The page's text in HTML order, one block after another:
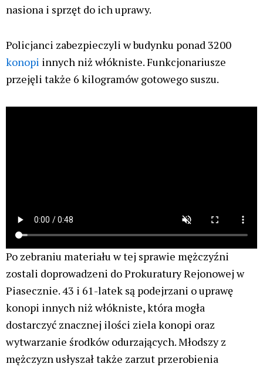
nasiona i sprzęt do ich uprawy.
Policjanci zabezpieczyli w budynku ponad 3200
konopi innych niż włókniste. Funkcjonariusze
przejęli także 6 kilogramów gotowego suszu.
Po zebraniu materiału w tej sprawie mężczyźni
zostali doprowadzeni do Prokuratury Rejonowej w
Piasecznie. 43 i 61-latek są podejrzani o uprawę
konopi innych niż włókniste, która mogła
dostarczyć znacznej ilości ziela konopi oraz
wytwarzanie środków odurzających. Młodszy z
mężczyzn usłyszał także zarzut przerobienia